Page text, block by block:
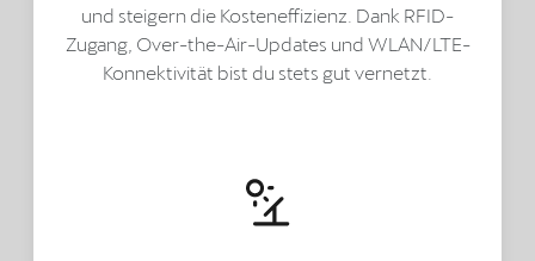
und steigern die Kosteneffizienz. Dank RFID-
Zugang, Over-the-Air-Updates und WLAN/LTE-
Konnektivität bist du stets gut vernetzt.